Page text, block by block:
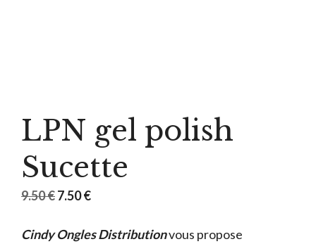
LPN gel polish
Sucette
9.50€Le
initial
7.50€Le
actuel
Cindy Ongles Distributionvous propose